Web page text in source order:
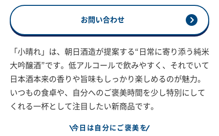
お問い合わせ
「小晴れ」は、朝日酒造が提案する“日常に寄り添う純米
大吟醸酒”です。低アルコールで飲みやすく、それでいて
日本酒本来の香りや旨味もしっかり楽しめるのが魅力。
いつもの食卓や、自分へのご褒美時間を少し特別にして
くれる一杯として注目したい新商品です。
今日は自分にご褒美を